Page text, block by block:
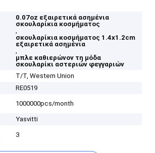
0.07oz εξαιρετικά ασημένια
σκουλαρίκια κοσμήματος
,
σκουλαρίκια κοσμήματος 1.4x1.2cm
εξαιρετικά ασημένια
,
μπλε καθιερώνον τη μόδα
σκουλαρίκι αστεριών φεγγαριών
T/T, Western Union
RE0519
1000000pcs/month
Yasvitti
3